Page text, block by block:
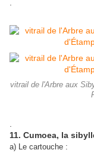
vitrail de l'Arbre aux
11. Cumoea, la
a) Le cartouche :